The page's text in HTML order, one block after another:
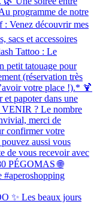
✨ Les beaux jours